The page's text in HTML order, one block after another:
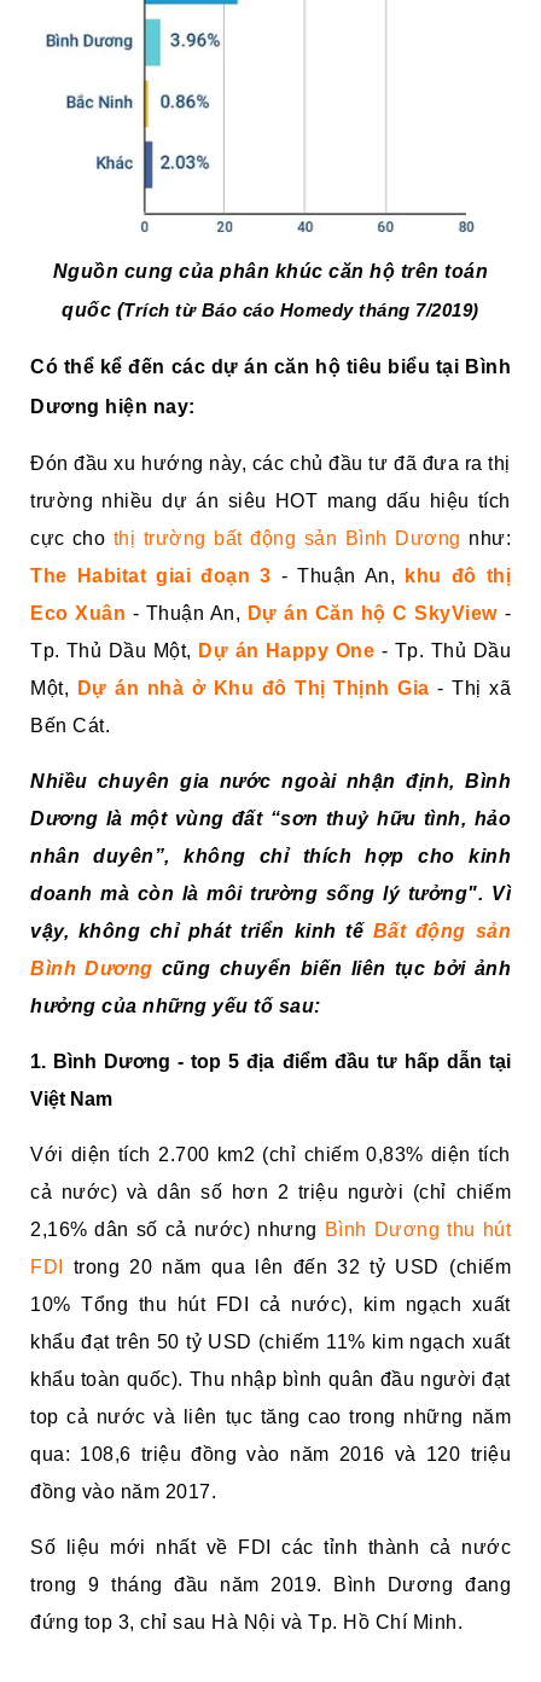
Nguồn cung của phân khúc căn hộ trên toán
quốc (Trích từ Báo cáo Homedy tháng 7/2019)
Có thể kể đến các dự án căn hộ tiêu biểu tại Bình
Dương hiện nay:
Đón đầu xu hướng này, các chủ đầu tư đã đưa ra thị
trường nhiều dự án siêu HOT mang dấu hiệu tích
cực cho thị trường bất động sản Bình Dương như:
The Habitat giai đoạn 3 - Thuận An,
khu đô thị
Eco Xuân - Thuận An, Dự án Căn hộ C SkyView-
Tp. Thủ Dầu Một, Dự án Happy One - Tp. Thủ Dầu
Một,
Dự án nhà ở Khu đô Thị Thịnh Gia - Thị xã
Bến Cát.
Nhiều chuyên gia nước ngoài nhận định, Bình
Dương là một vùng đất “sơn thuỷ hữu tình, hảo
nhân duyên”, không chỉ thích hợp cho kinh
doanh mà còn là môi trường sống lý tưởng". Vì
vậy, không chỉ phát triển kinh tế Bất động sản
Bình Dương cũng chuyển biến liên tục bởi ảnh
hưởng của những yếu tố sau:
1. Bình Dương - top 5 địa điểm đầu tư hấp dẫn tại
Việt Nam
Với diện tích 2.700 km2 (chỉ chiếm 0,83% diện tích
cả nước) và dân số hơn 2 triệu người (chỉ chiếm
2,16% dân số cả nước) nhưng Bình Dương thu hút
FDI
trong 20 năm qua lên đến 32 tỷ USD (chiếm
10% Tổng thu hút FDI cả nước), kim ngạch xuất
khẩu đạt trên 50 tỷ USD (chiếm 11% kim ngạch xuất
khẩu toàn quốc). Thu nhập bình quân đầu người đạt
top cả nước và liên tục tăng cao trong những năm
qua: 108,6 triệu đồng vào năm 2016 và 120 triệu
đồng vào năm 2017.
Số liệu mới nhất về FDI các tỉnh thành cả nước
trong 9 tháng đầu năm 2019. Bình Dương đang
đứng top 3, chỉ sau Hà Nội và Tp. Hồ Chí Minh.